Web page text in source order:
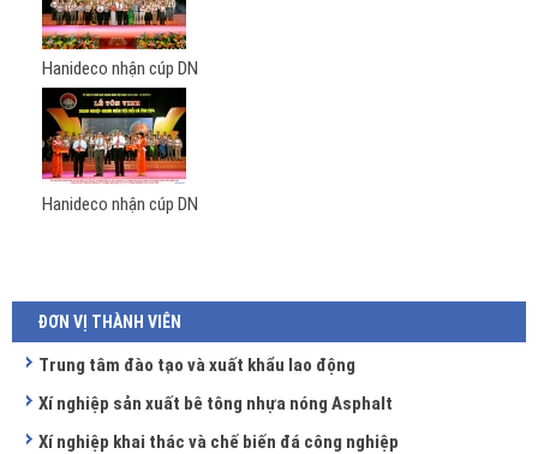
Hanideco nhận cúp DN
Hanideco nhận cúp DN
ĐƠN VỊ THÀNH VIÊN
Trung tâm đào tạo và xuất khẩu lao động
Xí nghiệp sản xuất bê tông nhựa nóng Asphalt
Xí nghiệp khai thác và chế biến đá công nghiệp